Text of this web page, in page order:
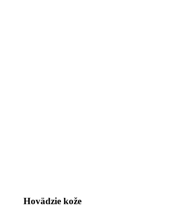
Hovädzie kože